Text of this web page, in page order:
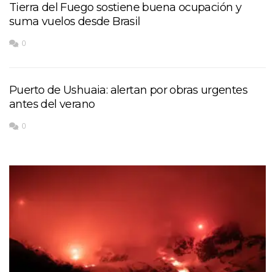
Tierra del Fuego sostiene buena ocupación y
suma vuelos desde Brasil
0
Puerto de Ushuaia: alertan por obras urgentes
antes del verano
0